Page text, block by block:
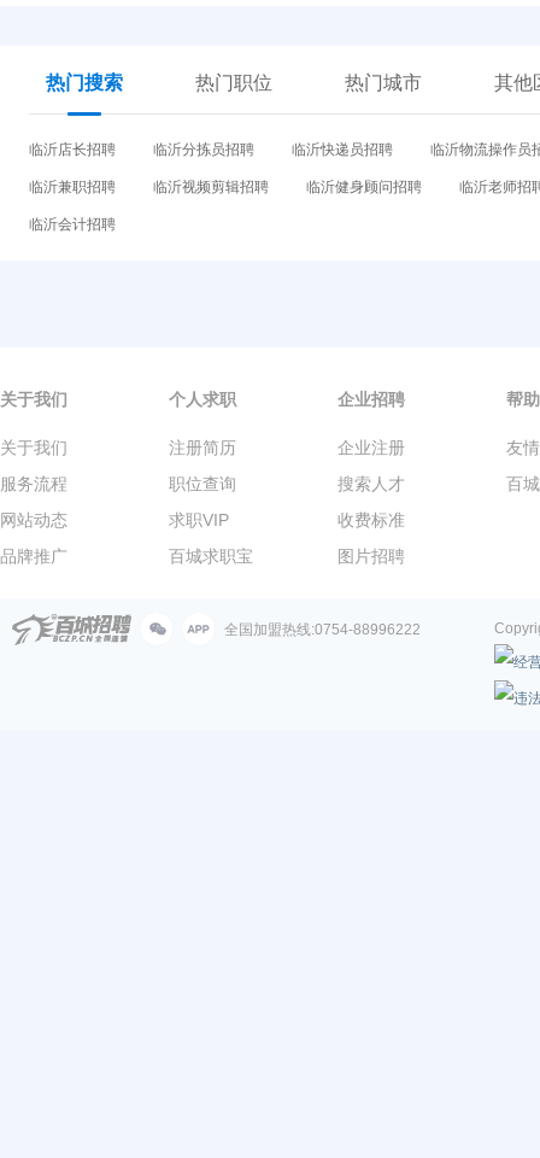
热门搜索 热门职位 热门城市 其他
临沂店长招聘 临沂分拣员招聘 临沂快递员招聘 临沂物流操作员
临沂兼职招聘 临沂视频剪辑招聘 临沂健身顾问招聘 临沂老师招
临沂会计招聘
关于我们
关于我们
服务流程
网站动态
品牌推广
个人求职
注册简历
职位查询
求职VIP
百城求职宝
企业招聘
企业注册
搜索人才
收费标准
图片招聘
帮
友
百
全国加盟热线:0754-88996222